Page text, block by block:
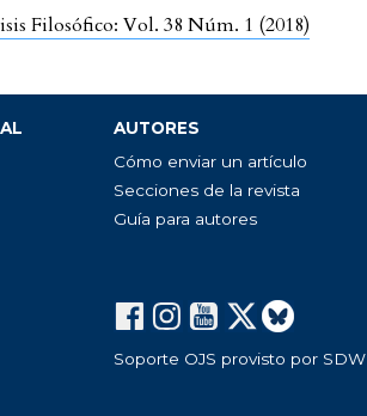
Filosófico: Vol. 38 Núm. 1 (2018)
AUTORES
Cómo enviar un artículo
Secciones de la revista
Guía para autores
Soporte OJS provisto por SDW